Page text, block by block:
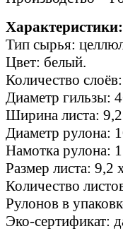
Характеристики:
Тип сырья:
Цвет: белый.
Количество
Диаметр гильзы:
Ширина листа:
Диаметр рулона:
Намотка рулона:
Размер листа: 9,2
Количество
Рулонов в
Эко-сертификат: